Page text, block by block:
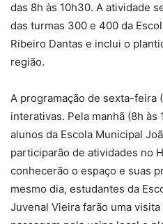
das 8h às 10h30. A atividade
das turmas 300 e 400 da
Ribeiro Dantas e inclui o
região.
A programação de sexta-feira
interativas. Pela manhã (8h às
alunos da Escola Municipal
participarão de atividades no
conhecerão o espaço e suas
mesmo dia, estudantes da
Juvenal Vieira farão uma